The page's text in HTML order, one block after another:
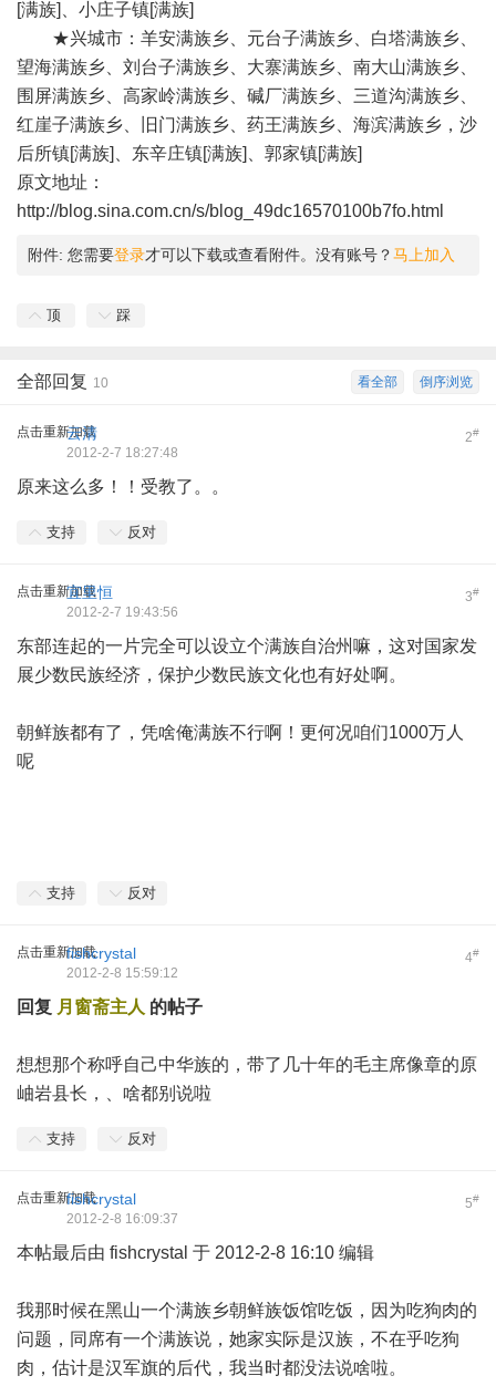
[满族]、小庄子镇[满族]
★兴城市：羊安满族乡、元台子满族乡、白塔满族乡、
望海满族乡、刘台子满族乡、大寨满族乡、南大山满族乡、
围屏满族乡、高家岭满族乡、碱厂满族乡、三道沟满族乡、
红崖子满族乡、旧门满族乡、药王满族乡、海滨满族乡，沙
后所镇[满族]、东辛庄镇[满族]、郭家镇[满族]
原文地址：
http://blog.sina.com.cn/s/blog_49dc16570100b7fo.html
附件: 您需要登录才可以下载或查看附件。没有账号？马上加入
顶 踩
倒序浏览
看全部
全部回复 10
点击重新加载 2#
云清
2012-2-7 18:27:48
原来这么多！！受教了。。
支持 反对
点击重新加载 3#
宜里恒
2012-2-7 19:43:56
东部连起的一片完全可以设立个满族自治州嘛，这对国家发
展少数民族经济，保护少数民族文化也有好处啊。
朝鲜族都有了，凭啥俺满族不行啊！更何况咱们1000万人
呢
支持 反对
点击重新加载 4#
fishcrystal
2012-2-8 15:59:12
回复 月窗斋主人 的帖子
想想那个称呼自己中华族的，带了几十年的毛主席像章的原
岫岩县长，、啥都别说啦
支持 反对
点击重新加载 5#
fishcrystal
2012-2-8 16:09:37
本帖最后由 fishcrystal 于 2012-2-8 16:10 编辑
我那时候在黑山一个满族乡朝鲜族饭馆吃饭，因为吃狗肉的
问题，同席有一个满族说，她家实际是汉族，不在乎吃狗
肉，估计是汉军旗的后代，我当时都没法说啥啦。